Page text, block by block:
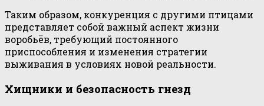
Таким образом, конкуренция с другими птицами
представляет собой важный аспект жизни
воробьёв, требующий постоянного
приспособления и изменения стратегии
выживания в условиях новой реальности.
Хищники и безопасность гнезд